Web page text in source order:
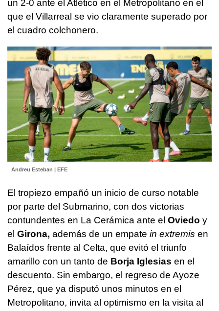
un 2-0 ante el Atlético en el Metropolitano en el
que el Villarreal se vio claramente superado por
el cuadro colchonero.
Andreu Esteban | EFE
El tropiezo empañó un inicio de curso notable
por parte del Submarino, con dos victorias
contundentes en La Cerámica ante el Oviedo y
el Girona, además de un empate in extremis en
Balaídos frente al Celta, que evitó el triunfo
amarillo con un tanto de Borja Iglesias en el
descuento. Sin embargo, el regreso de Ayoze
Pérez, que ya disputó unos minutos en el
Metropolitano, invita al optimismo en la visita al